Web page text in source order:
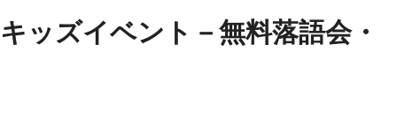
ッズイベント－無料落語会・